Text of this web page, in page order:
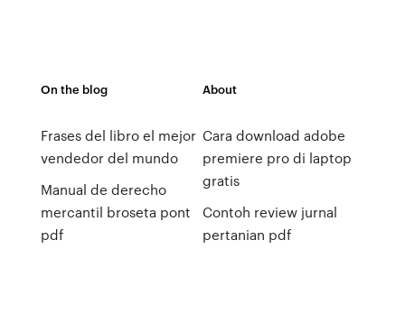
On the blog
Frases del libro el mejor
vendedor del mundo
Manual de derecho
mercantil broseta pont
pdf
About
Cara download adobe
premiere pro di laptop
gratis
Contoh review jurnal
pertanian pdf